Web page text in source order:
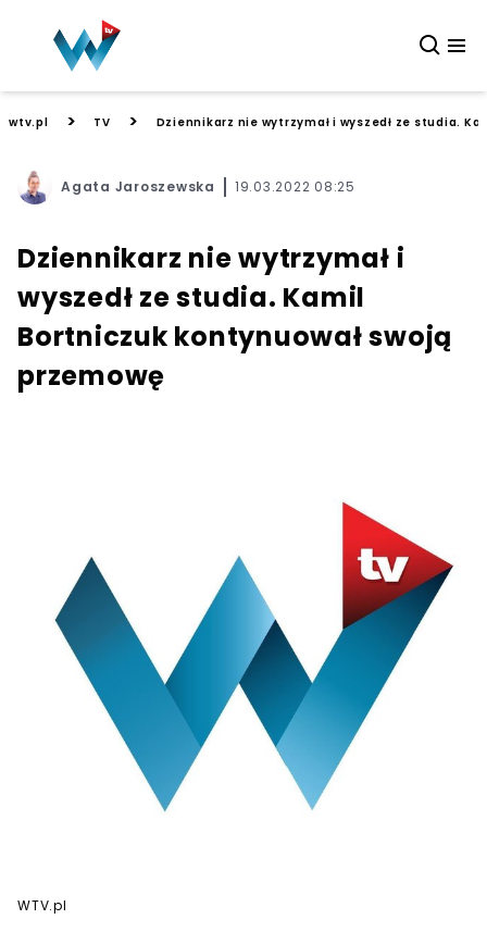
wtv.pl > TV > Dziennikarz nie wytrzymał i wyszedł ze studia.
Agata Jaroszewska 19.03.2022 08:25
Dziennikarz nie wytrzymał i
wyszedł ze studia. Kamil
Bortniczuk kontynuował swoją
przemowę
WTV.pl